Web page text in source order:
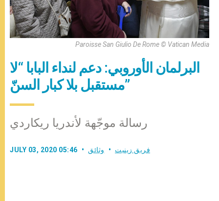
Paroisse San Giulio De Rome © Vatican Media
البرلمان الأوروبي: دعم لنداء البابا “لا
مستقبل بلا كبار السنّ”
رسالة موجّهة لأندريا ريكاردي
JULY 03, 2020 05:46 فريق زينيت وثائق